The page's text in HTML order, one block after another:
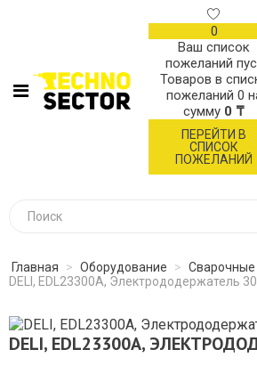
0
Ваш список
пожеланий
Товаров в
пожеланий 0
сумму 0 ₸
ПЕРЕЙТИ В
СПИСОК
ПОЖЕЛАНИЙ
Главная > Оборудование > Сварочные
DELI, EDL23300A, Электрододержатель
DELI, EDL23300A,